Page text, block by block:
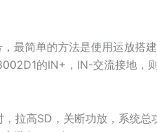
最简单的方法是使用运放搭
的IN+，IN-交流接地，
拉高SD，关断功放，系统